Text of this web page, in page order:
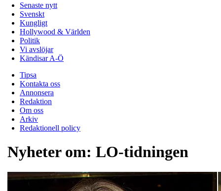
Senaste nytt
Svenskt
Kungligt
Hollywood & Världen
Politik
Vi avslöjar
Kändisar A-Ö
Tipsa
Kontakta oss
Annonsera
Redaktion
Om oss
Arkiv
Redaktionell policy
Nyheter om: LO-tidningen